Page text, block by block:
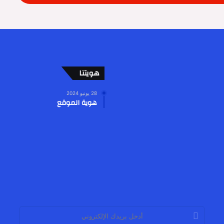
هويتنا
28 يونيو 2024
هوية الموقع
بريدك